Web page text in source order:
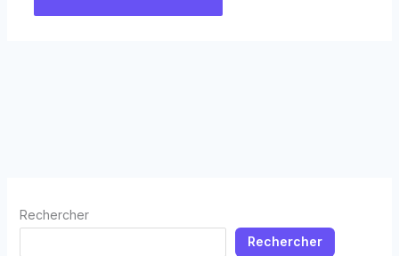
Rechercher
Rechercher